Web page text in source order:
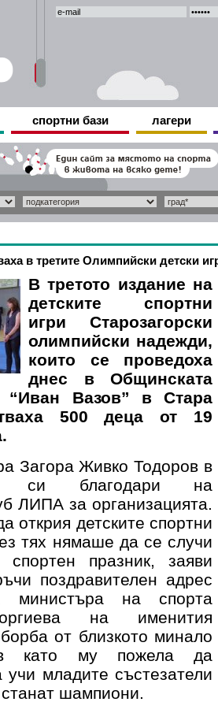
спортни бази лагери
в третите Олимпийски детски
В третото издание на
детските спортни
игри Старозагорски
олимпийски надежди,
които се проведоха
днес в Общинската
“Иван Вазов” в Стара
500 деца от 19
Загора Живко Тодоров в
си благодари на
ЛИПА за организацията.
открия детските спортни
тях нямаше да се случи
спортен празник, заяви
поздравителен адрес
на спорта
на именития
от близкото минало
като му пожела да
младите състезатели
шампиони.